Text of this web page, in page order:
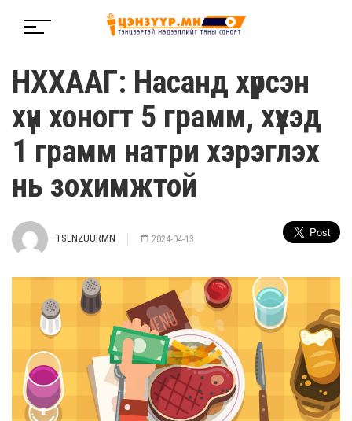
НХХААГ: Насанд хүрсэн
хүн хоногт 5 грамм, хүүхэд
1 грамм натри хэрэглэх
нь зохимжтой
TSENZUURMN 2024-04-13